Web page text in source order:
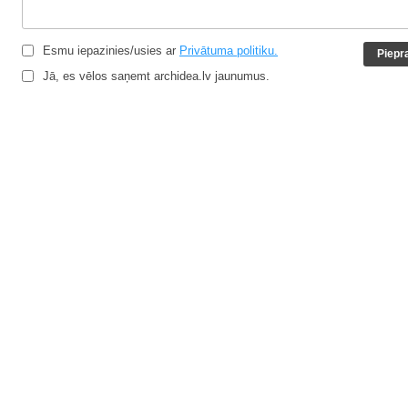
Esmu iepazinies/usies ar Privātuma politiku.
Jā, es vēlos saņemt archidea.lv jaunumus.